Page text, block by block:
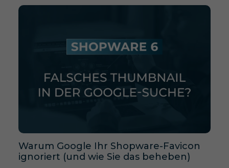
Warum Google Ihr Shopware-Favicon
ignoriert (und wie Sie das beheben)